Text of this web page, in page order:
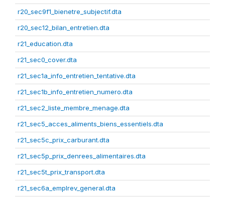
r20_sec9f1_bienetre_subjectif.dta
r20_sec12_bilan_entretien.dta
r21_education.dta
r21_sec0_cover.dta
r21_sec1a_info_entretien_tentative.dta
r21_sec1b_info_entretien_numero.dta
r21_sec2_liste_membre_menage.dta
r21_sec5_acces_aliments_biens_essentiels.dta
r21_sec5c_prix_carburant.dta
r21_sec5p_prix_denrees_alimentaires.dta
r21_sec5t_prix_transport.dta
r21_sec6a_emplrev_general.dta